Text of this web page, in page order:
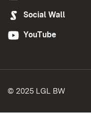
Social Wall
YouTube
© 2025 LGL BW